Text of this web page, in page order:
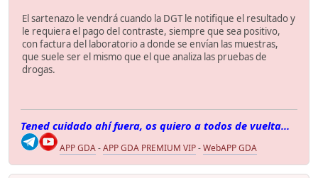
El sartenazo le vendrá cuando la DGT le notifique el resultado y
le requiera el pago del contraste, siempre que sea positivo,
con factura del laboratorio a donde se envían las muestras,
que suele ser el mismo que el que analiza las pruebas de
drogas.
Tened cuidado ahí fuera, os quiero a todos de vuelta...
APP GDA-APP GDA PREMIUM VIP-WebAPP GDA